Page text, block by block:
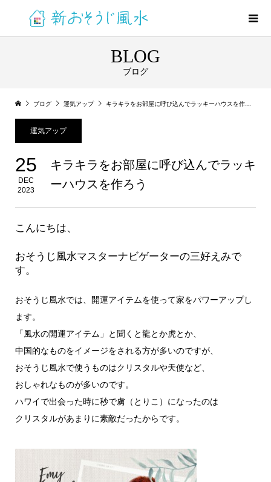
BLOG
ブログ
ブログ 運気アップ キラキラをお部屋に呼び込んでラッキーハウスを作ろう
運気アップ
25
DEC
2023
キラキラをお部屋に呼び込んでラッキ
ーハウスを作ろう
こんにちは、
おそうじ風水マスターナビゲーターの三好えみで
す。
おそうじ風水では、開運アイテムを使って家をパワーアップし
ます。
「風水の開運アイテム」と聞くと龍とか虎とか、
中国的なものをイメージをされる方が多いのですが、
おそうじ風水で使うものはクリスタルや天使など、
おしゃれなものが多いのです。
ハワイで出会った時に秒で虜（とりこ）になったのは
クリスタルがあまりに素敵だったからです。